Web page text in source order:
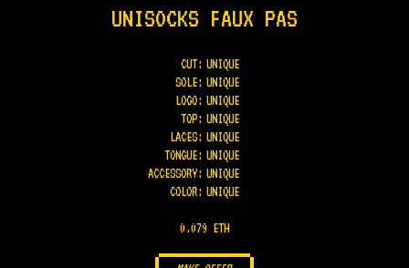
UNISOCKS FAUX PAS
CUT: UNIQUE
SOLE: UNIQUE
LOGO: UNIQUE
TOP: UNIQUE
LACES: UNIQUE
TONGUE: UNIQUE
ACCESSORY: UNIQUE
COLOR: UNIQUE
0.079 ETH